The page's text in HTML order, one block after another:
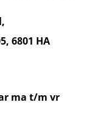
6801 HA
ma t/m vr